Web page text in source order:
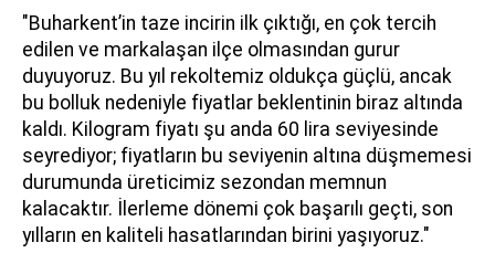
"Buharkent’in taze incirin ilk çıktığı, en çok tercih
edilen ve markalaşan ilçe olmasından gurur
duyuyoruz. Bu yıl rekoltemiz oldukça güçlü, ancak
bu bolluk nedeniyle fiyatlar beklentinin biraz altında
kaldı. Kilogram fiyatı şu anda 60 lira seviyesinde
seyrediyor; fiyatların bu seviyenin altına düşmemesi
durumunda üreticimiz sezondan memnun
kalacaktır. İlerleme dönemi çok başarılı geçti, son
yılların en kaliteli hasatlarından birini yaşıyoruz."